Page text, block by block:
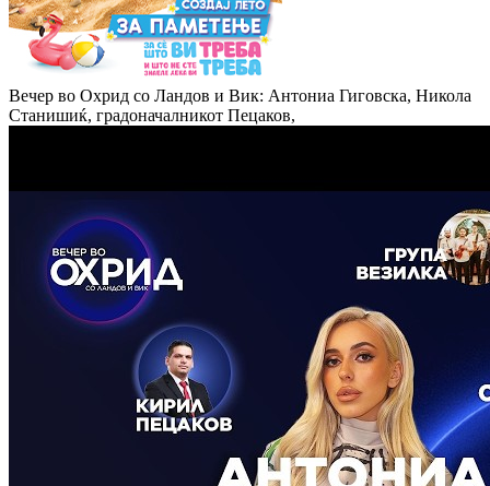
Вечер во Охрид со Ландов и Вик: Антониа Гиговска, Никола
Станишиќ, градоначалникот Пецаков,